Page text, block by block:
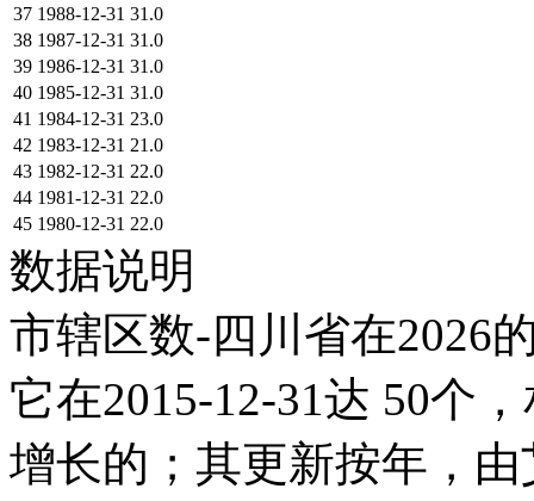
37 1988-12-31 31.0
38 1987-12-31 31.0
39 1986-12-31 31.0
40 1985-12-31 31.0
41 1984-12-31 23.0
42 1983-12-31 21.0
43 1982-12-31 22.0
44 1981-12-31 22.0
45 1980-12-31 22.0
数据说明
市辖区数-四川省在2026
它在2015-12-31达 50个
增长的；其更新按年，